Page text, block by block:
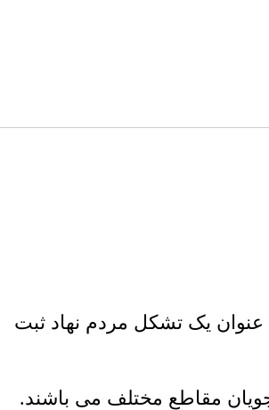
عنوان یک تشکل مردم نهاد ثبت
مقاطع مختلف می باشند.